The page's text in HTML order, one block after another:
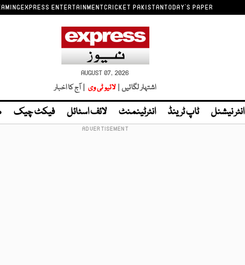
EXPRESS ENTERTAINMENTCRICKET PAKISTANTODAY'S PAPER
AUGUST 07, 2026
اشتہار لگائیں | لائیو ٹی وی | آج کا اخبار
انٹر نیشنل ٹاپ ٹرینڈ انٹرٹینمنٹ لائف اسٹائل فیکٹ چیک